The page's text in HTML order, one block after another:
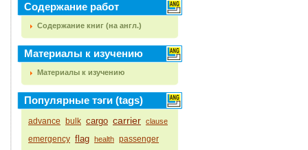
Содержание работ
Содержание книг (на англ.)
Материалы к изучению
Материалы к изучению
Популярные тэги (tags)
advance bulk cargo carrier clause
emergency flag health passenger